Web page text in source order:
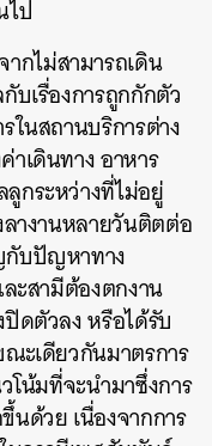
ป
กไม่สามารถเดิน
บเรื่องการถูกกักตัว
ในสถานบริการต่าง
เดินทาง อาหาร
กระหว่างที่ไม่อยู่
ลางานหลายวันติตต่อ
บปัญหาทาง
ะสามีต้องตกงาน
ดตัวลง หรือได้รับ
ะเดียวกันมาตรการ
โน้มที่จะนำมาซึ่งการ
ด้วย เนื่องจากการ